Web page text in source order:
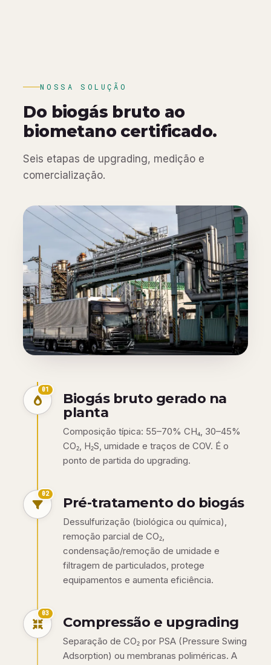
NOSSA SOLUÇÃO
Do biogás bruto ao
biometano certificado.
Seis etapas de upgrading, medição e
comercialização.
01
Biogás bruto gerado na
planta
Composição típica: 55–70% CH₄, 30–45%
CO₂, H₂S, umidade e traços de COV. É o
ponto de partida do upgrading.
02
Pré-tratamento do biogás
Dessulfurização (biológica ou química),
remoção parcial de CO₂,
condensação/remoção de umidade e
filtragem de particulados, protege
equipamentos e aumenta eficiência.
03
Compressão e upgrading
Separação de CO₂ por PSA (Pressure Swing
Adsorption) ou membranas poliméricas. A